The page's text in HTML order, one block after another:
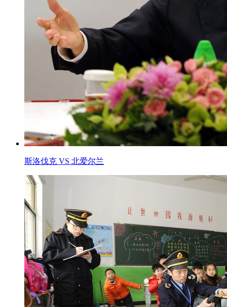
斯洛伐克 VS 北爱尔兰